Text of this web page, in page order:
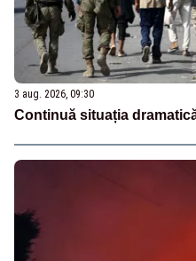
3 aug. 2026, 09:30
Continuă situația